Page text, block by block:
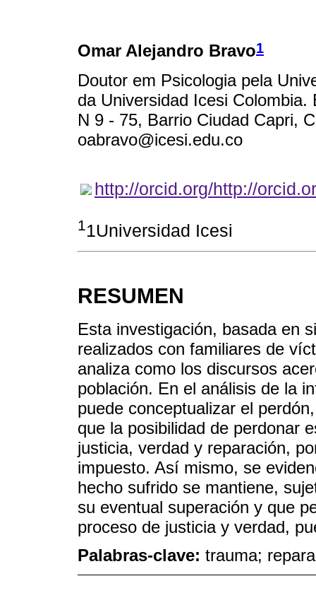
Omar Alejandro Bravo1
Doutor em Psicologia pela
da Universidad Icesi
N 9 - 75, Barrio Ciudad Capri,
oabravo@icesi.edu.co
http://orcid.org/http://
11Universidad Icesi
RESUMEN
Esta investigación, basada en
realizados con familiares de
analiza como los discursos
población. En el análisis de la
puede conceptualizar el
que la posibilidad de perdonar
justicia, verdad y reparación,
impuesto. Así mismo, se
hecho sufrido se mantiene,
su eventual superación y que
proceso de justicia y verdad,
Palabras-clave: trauma;